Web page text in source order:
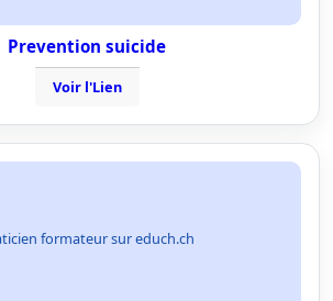
Prevention suicide
Voir l'Lien
formateur sur educh.ch